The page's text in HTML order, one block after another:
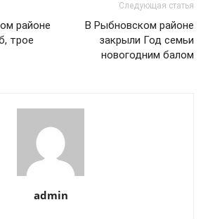
районе
трое
Следующая статья
В Рыбновском районе
закрыли Год семьи
новогодним балом
admin